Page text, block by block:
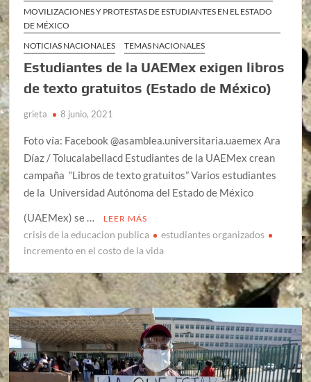
MOVILIZACIONES Y PROTESTAS DE ESTUDIANTES EN EL ESTADO
DE MÉXICO
NOTICIAS NACIONALES
TEMAS NACIONALES
Estudiantes de la UAEMex exigen libros
de texto gratuitos (Estado de México)
grieta 8 junio, 2021
Foto vía: Facebook @asamblea.universitaria.uaemex Ara
Díaz / Tolucalabellacd Estudiantes de la UAEMex crean
campaña “Libros de texto gratuitos” Varios estudiantes
de la Universidad Autónoma del Estado de México
(UAEMex) se …
LEER MÁS
crisis de la educacion publica
estudiantes organizados
incremento en el costo de la vida